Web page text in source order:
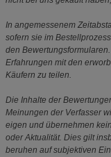
In angemessenem
sofern sie im
den
Erfahrungen mit den
Käufern zu teilen.
Die Inhalte der
Meinungen der Verfasser
eigen und übernehmen
oder Aktualität. Dies gilt
beruhen auf subjektiven